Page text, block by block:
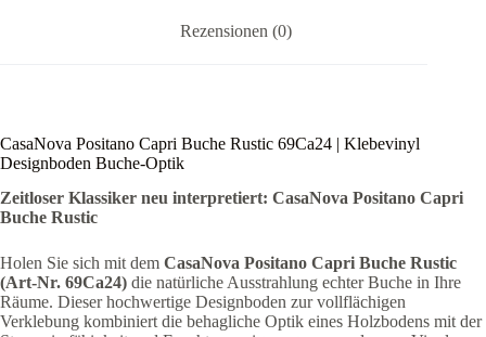
Rezensionen (0)
CasaNova Positano Capri Buche Rustic 69Ca24 | Klebevinyl
Designboden Buche-Optik
Zeitloser Klassiker neu interpretiert: CasaNova Positano Capri
Buche Rustic
Holen Sie sich mit dem CasaNova Positano Capri Buche Rustic
(Art-Nr. 69Ca24) die natürliche Ausstrahlung echter Buche in Ihre
Räume. Dieser hochwertige Designboden zur vollflächigen
Verklebung kombiniert die behagliche Optik eines Holzbodens mit der